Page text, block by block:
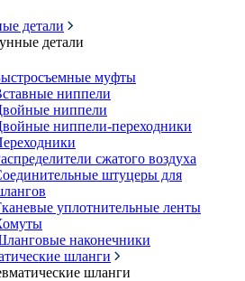
детали
детали
муфты
ниппели
ниппели
ниппели-переходники
сжатого воздуха
штуцеры для
уплотнительные ленты
наконечники
шланги
шланги